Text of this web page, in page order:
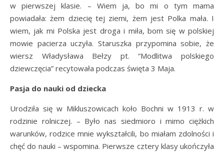
w pierwszej klasie. – Wiem ja, bo mi o tym mama
powiadała: żem dziecię tej ziemi, żem jest Polka mała. I
wiem, jak mi Polska jest droga i miła, bom się w polskiej
mowie pacierza uczyła. Staruszka przypomina sobie, że
wiersz Władysława Bełzy pt. “Modlitwa polskiego
dziewczęcia” recytowała podczas święta 3 Maja.
Pasja do nauki od dziecka
Urodziła się w Mikluszowicach koło Bochni w 1913 r. w
rodzinie rolniczej. – Było nas siedmioro i mimo ciężkich
warunków, rodzice mnie wykształcili, bo miałam zdolności i
chęć do nauki – wspomina. Pierwsze cztery klasy ukończyła